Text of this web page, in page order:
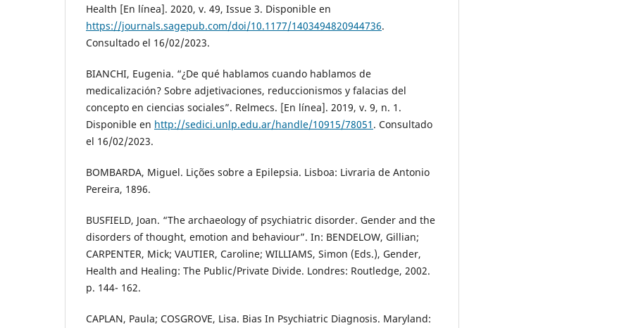
Health [En línea]. 2020, v. 49, Issue 3. Disponible en
https://journals.sagepub.com/doi/10.1177/1403494820944736.
Consultado el 16/02/2023.
BIANCHI, Eugenia. “¿De qué hablamos cuando hablamos de
medicalización? Sobre adjetivaciones, reduccionismos y falacias del
concepto en ciencias sociales”. Relmecs. [En línea]. 2019, v. 9, n. 1.
Disponible en http://sedici.unlp.edu.ar/handle/10915/78051 . Consultado
el 16/02/2023.
BOMBARDA, Miguel. Lições sobre a Epilepsia. Lisboa: Livraria de Antonio
Pereira, 1896.
BUSFIELD, Joan. “The archaeology of psychiatric disorder. Gender and the
disorders of thought, emotion and behaviour”. In: BENDELOW, Gillian;
CARPENTER, Mick; VAUTIER, Caroline; WILLIAMS, Simon (Eds.), Gender,
Health and Healing: The Public/Private Divide. Londres: Routledge, 2002.
p. 144- 162.
CAPLAN, Paula; COSGROVE, Lisa. Bias In Psychiatric Diagnosis. Maryland: